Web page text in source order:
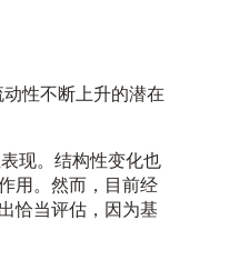
性不断上升的潜在
现。结构性变化也
用。然而，目前经
恰当评估，因为基